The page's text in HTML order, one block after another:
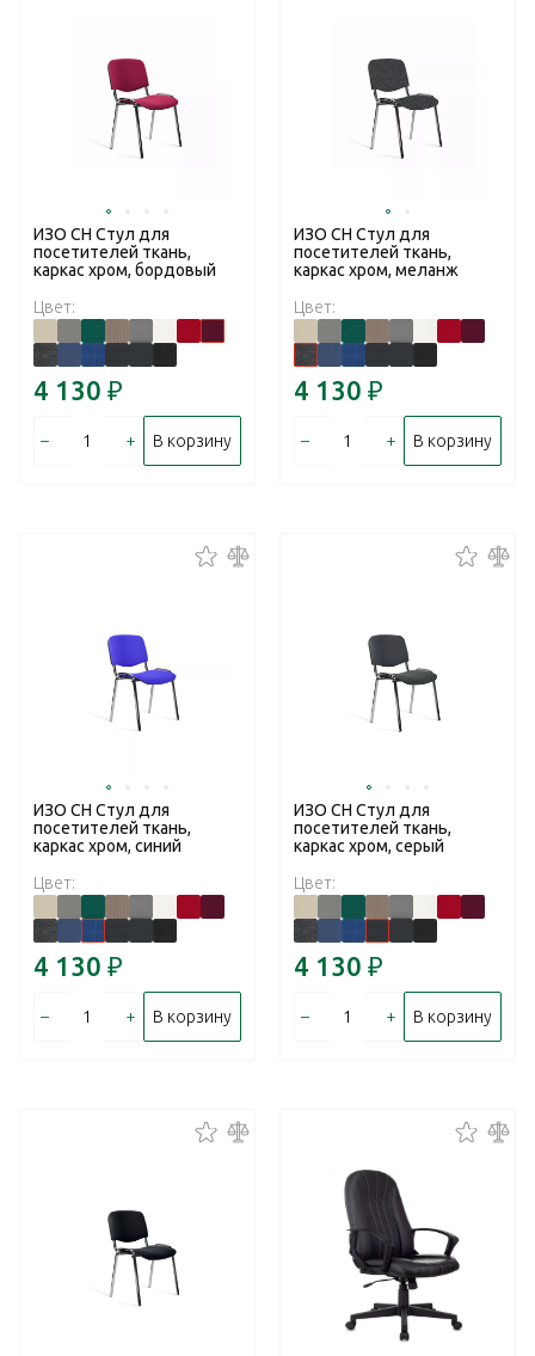
ИЗО CH Стул для
посетителей ткань,
каркас хром, бордовый
Цвет:
4 130 ₽
– + В корзину
ИЗО CH Стул для
посетителей ткань,
каркас хром, меланж
Цвет:
4 130 ₽
– + В корзину
ИЗО CH Стул для
посетителей ткань,
каркас хром, синий
Цвет:
4 130 ₽
– + В корзину
ИЗО CH Стул для
посетителей ткань,
каркас хром, серый
Цвет:
4 130 ₽
– + В корзину